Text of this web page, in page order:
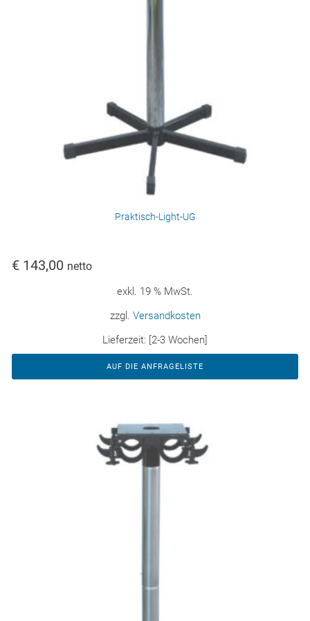
Praktisch-Light-UG
€ 143,00 netto
exkl. 19 % MwSt.
zzgl. Versandkosten
Lieferzeit: [2-3 Wochen]
AUF DIE ANFRAGELISTE